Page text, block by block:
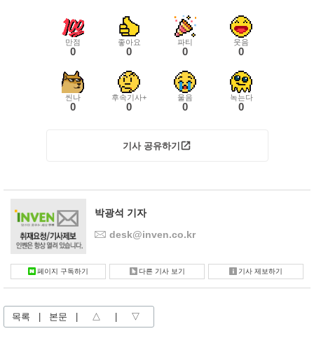
만점
0
좋아요
0
파티
0
웃음
0
씬나
0
후속기사+
0
울음
0
녹는다
0
기사 공유하기
박광석 기자
desk@inven.co.kr
페이지 구독하기 다른 기사 보기 기사 제보하기
목록 본문 △ ▽